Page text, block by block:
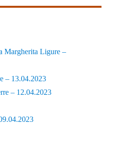
Margherita Ligure –
– 13.04.2023
– 12.04.2023